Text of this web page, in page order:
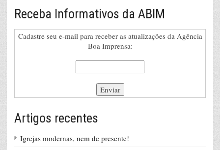
Receba Informativos da ABIM
Cadastre seu e-mail para receber as atualizações da Agência
Boa Imprensa:
Artigos recentes
Igrejas modernas, nem de presente!